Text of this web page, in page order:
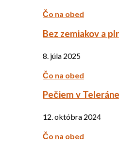
Čo na obed
Bez zemiakov a
8. júla 2025
Čo na obed
Pečiem v
12. októbra 2024
Čo na obed